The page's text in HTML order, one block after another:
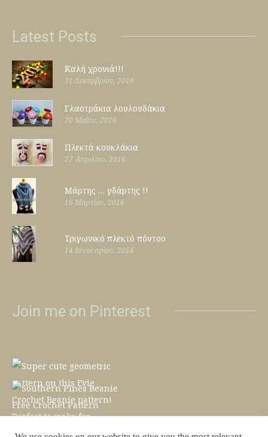
Latest Posts
Καλή χρονιά!!!
31 Δεκεμβρίου, 2016
Γλαστράκια λουλουδάκια
20 Μαΐου, 2016
Πλεκτά κουκλάκια
27 Απριλίου, 2016
Μάρτης … γδάρτης !!
16 Μαρτίου, 2016
Τριγωνικό πλεκτό πόντσο
14 Ιανουαρίου, 2016
Join me on Pinterest